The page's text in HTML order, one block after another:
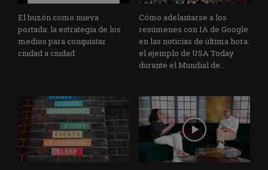
El buzón como nueva
portada: la estrategia de los
medios para conquistar
ciudad a ciudad
Cómo adelantarse a los
resúmenes con IA de Google
en las noticias de última hora:
el ejemplo de USA Today
durante el Mundial de...